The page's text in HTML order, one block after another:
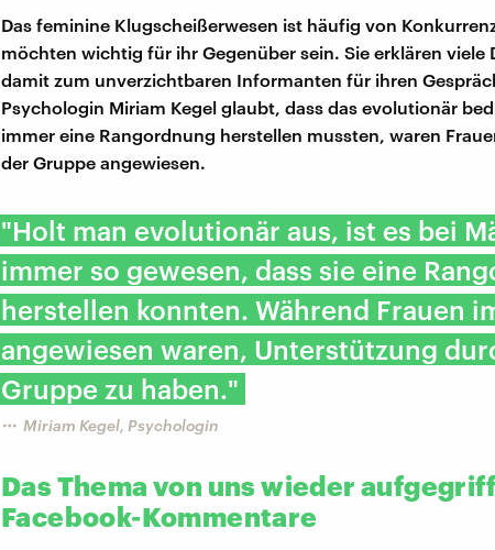
Das feminine Klugscheißerwesen ist häufig von
möchten wichtig für ihr Gegenüber sein. Sie erklären viele
damit zum unverzichtbaren Informanten für ihren
Psychologin Miriam Kegel glaubt, dass das evolutionär
immer eine Rangordnung herstellen mussten, waren
der Gruppe angewiesen.
"Holt man evolutionär aus, ist es bei
immer so gewesen, dass sie eine
herstellen konnten. Während Frauen
angewiesen waren, Unterstützung
Gruppe zu haben."
Miriam Kegel, Psychologin
Das Thema von uns wieder
Facebook-Kommentare